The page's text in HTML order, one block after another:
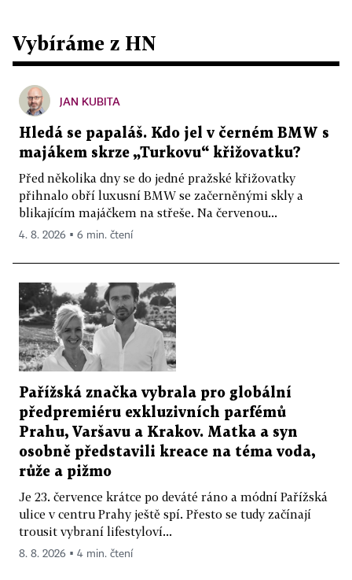
Vybíráme z HN
JAN KUBITA
Hledá se papaláš. Kdo jel v černém BMW s
majákem skrze „Turkovu“ křižovatku?
Před několika dny se do jedné pražské křižovatky
přihnalo obří luxusní BMW se začerněnými skly a
blikajícím majáčkem na střeše. Na červenou...
4. 8. 2026 ▪ 6 min. čtení
Pařížská značka vybrala pro globální
předpremiéru exkluzivních parfémů
Prahu, Varšavu a Krakov. Matka a syn
osobně představili kreace na téma voda,
růže a pižmo
Je 23. července krátce po deváté ráno a módní Pařížská
ulice v centru Prahy ještě spí. Přesto se tudy začínají
trousit vybraní lifestyloví...
8. 8. 2026 ▪ 4 min. čtení